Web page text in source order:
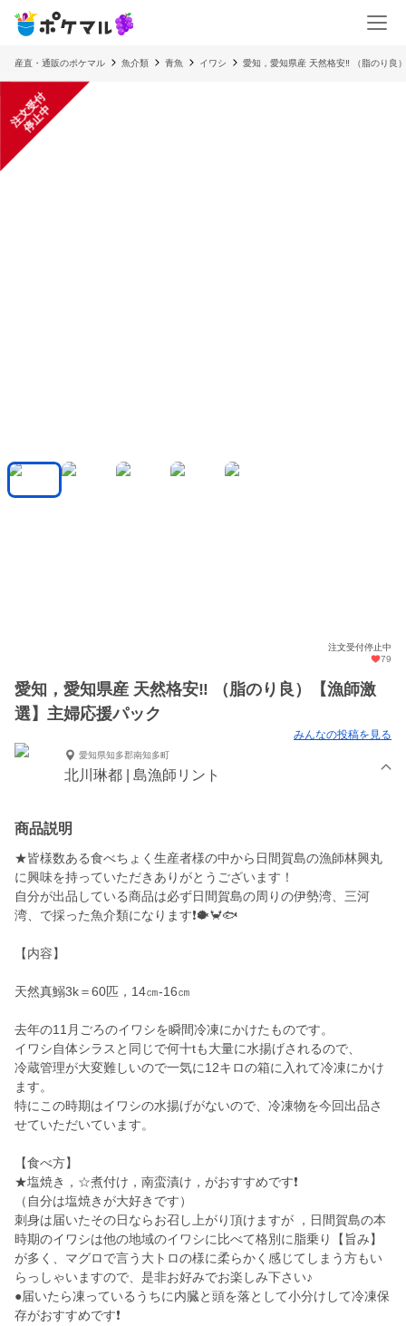
産直・通販のポケマル 魚介類 青魚 イワシ 愛知，愛知県産 天然格安‼︎ （脂のり良
注
文
受
付
停
止
中
注文受付停止中
79
愛知，愛知県産 天然格安‼︎ （脂のり良）【漁師激
選】主婦応援パック
みんなの投稿を見る
愛知県知多郡南知多町
北川琳都 | 島漁師リント
商品説明
★皆様数ある食べちょく生産者様の中から日間賀島の漁師林興丸
に興味を持っていただきありがとうございます！
自分が出品している商品は必ず日間賀島の周りの伊勢湾、三河
湾、で採った魚介類になります❗️🐡🦀🐟
【内容】
天然真鰯3k＝60匹，14㎝-16㎝
去年の11月ごろのイワシを瞬間冷凍にかけたものです。
イワシ自体シラスと同じで何十tも大量に水揚げされるので、
冷蔵管理が大変難しいので一気に12キロの箱に入れて冷凍にかけ
ます。
特にこの時期はイワシの水揚げがないので、冷凍物を今回出品さ
せていただいています。
【食べ方】
★塩焼き，☆煮付け，南蛮漬け，がおすすめです❗️
（自分は塩焼きが大好きです）
刺身は届いたその日ならお召し上がり頂けますが ，日間賀島の本
時期のイワシは他の地域のイワシに比べて格別に脂乗り【旨み】
が多く、マグロで言う大トロの様に柔らかく感じてしまう方もい
らっしゃいますので、是非お好みでお楽しみ下さい♪
●届いたら凍っているうちに内臓と頭を落として小分けして冷凍保
存がおすすめです❗️